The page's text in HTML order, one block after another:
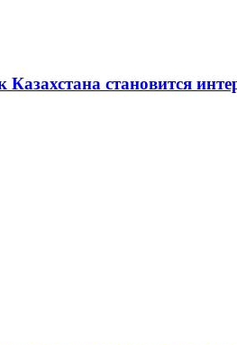
становится